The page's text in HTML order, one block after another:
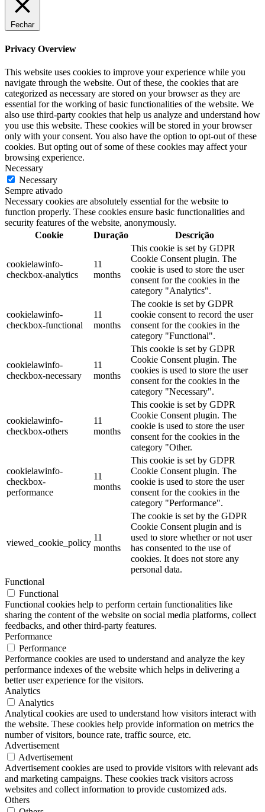
Fechar
Privacy Overview
This website uses cookies to improve your experience while you
navigate through the website. Out of these, the cookies that are
categorized as necessary are stored on your browser as they are
essential for the working of basic functionalities of the website. We
also use third-party cookies that help us analyze and understand how
you use this website. These cookies will be stored in your browser
only with your consent. You also have the option to opt-out of these
cookies. But opting out of some of these cookies may affect your
browsing experience.
Necessary
Necessary
Sempre ativado
Necessary cookies are absolutely essential for the website to
function properly. These cookies ensure basic functionalities and
security features of the website, anonymously.
Cookie
Duração Descrição
cookielawinfo-
checkbox-analytics
11
months
This cookie is set by GDPR
Cookie Consent plugin. The
cookie is used to store the user
consent for the cookies in the
category "Analytics".
cookielawinfo-
checkbox-functional
11
months
The cookie is set by GDPR
cookie consent to record the user
consent for the cookies in the
category "Functional".
cookielawinfo-
checkbox-necessary
11
months
This cookie is set by GDPR
Cookie Consent plugin. The
cookies is used to store the user
consent for the cookies in the
category "Necessary".
cookielawinfo-
checkbox-others
11
months
This cookie is set by GDPR
Cookie Consent plugin. The
cookie is used to store the user
consent for the cookies in the
category "Other.
cookielawinfo-
checkbox-
performance
11
months
This cookie is set by GDPR
Cookie Consent plugin. The
cookie is used to store the user
consent for the cookies in the
category "Performance".
viewed_cookie_policy
11
months
The cookie is set by the GDPR
Cookie Consent plugin and is
used to store whether or not user
has consented to the use of
cookies. It does not store any
personal data.
Functional
Functional
Functional cookies help to perform certain functionalities like
sharing the content of the website on social media platforms, collect
feedbacks, and other third-party features.
Performance
Performance
Performance cookies are used to understand and analyze the key
performance indexes of the website which helps in delivering a
better user experience for the visitors.
Analytics
Analytics
Analytical cookies are used to understand how visitors interact with
the website. These cookies help provide information on metrics the
number of visitors, bounce rate, traffic source, etc.
Advertisement
Advertisement
Advertisement cookies are used to provide visitors with relevant ads
and marketing campaigns. These cookies track visitors across
websites and collect information to provide customized ads.
Others